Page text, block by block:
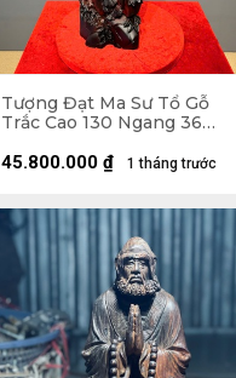
Tượng Đạt Ma Sư Tổ Gỗ
Trắc Cao 130 Ngang 36
1 tháng trước
45.800.000 ₫